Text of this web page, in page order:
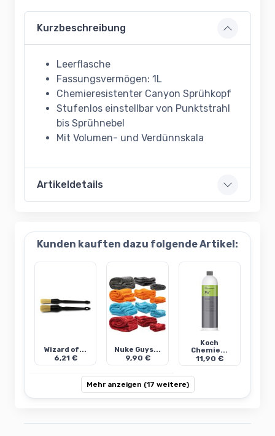
Kurzbeschreibung
Leerflasche
Fassungsvermögen: 1L
Chemieresistenter Canyon Sprühkopf
Stufenlos einstellbar von Punktstrahl
bis Sprühnebel
Mit Volumen- und Verdünnskala
Artikeldetails
Kunden kauften dazu folgende Artikel:
Wizard of...
6,21 €
Nuke Guys...
9,90 €
Koch
Chemie...
11,90 €
Mehr anzeigen (17 weitere)